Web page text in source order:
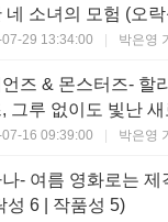
네 소녀의 모험 (오
29 13:34:00 박은영
즈 & 몬스터즈- 할
그루 없이도 빛난 새로운
품성 6)
16 09:39:00 박은영
나- 여름 영화로는
성 6 | 작품성 5)